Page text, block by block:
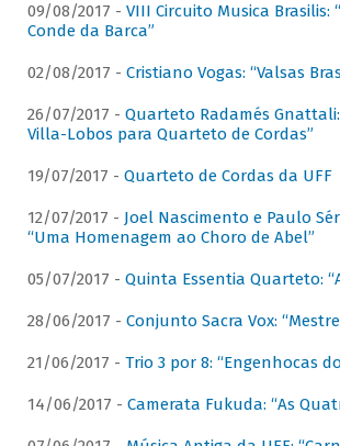
09/08/2017 - VIII Circuito Musica Brasilis:
Conde da Barca”
02/08/2017 - Cristiano Vogas: “Valsas
26/07/2017 - Quarteto Radamés
Villa-Lobos para Quarteto de Cordas”
19/07/2017 - Quarteto de Cordas da UFF
12/07/2017 - Joel Nascimento e Paulo
“Uma Homenagem ao Choro de Abel”
05/07/2017 - Quinta Essentia Quarteto:
28/06/2017 - Conjunto Sacra Vox:
21/06/2017 - Trio 3 por 8: “Engenhocas
14/06/2017 - Camerata Fukuda: “As